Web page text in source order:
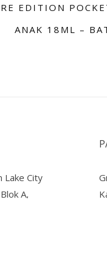
EDITION
ANAK 18ML –
Lake City
A,